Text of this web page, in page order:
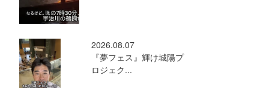
2026.08.07
『夢フェス』輝け城陽プ
ロジェク...